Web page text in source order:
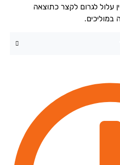
לגרום לקצר כתוצאה